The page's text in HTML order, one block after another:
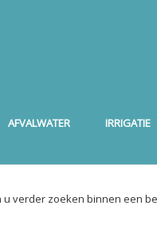
AFVALWATER IRRIGATIE
verder zoeken binnen een